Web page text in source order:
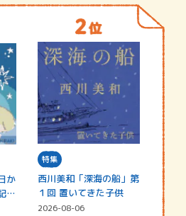
か
記
特集
西川美和「深海の船」第
１回 置いてきた子供
2026-08-06